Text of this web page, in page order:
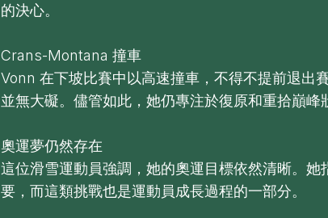
的決心。
Crans-Montana 撞車
Vonn 在下坡比賽中以高速撞車，不得不提前退出
並無大礙。儘管如此，她仍專注於復原和重拾巔峰
奧運夢仍然存在
這位滑雪運動員強調，她的奧運目標依然清晰。她
要，而這類挑戰也是運動員成長過程的一部分。